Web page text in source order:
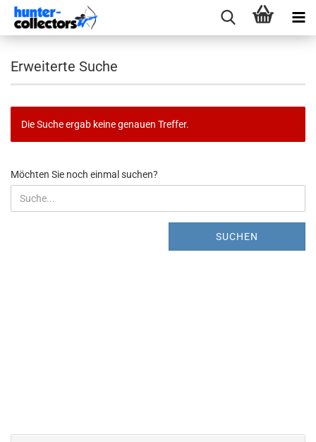
Erweiterte Suche
Die Suche ergab keine genauen Treffer.
MÖCHTEN
SIE
NOCH
Möchten Sie noch einmal suchen?
SUCHEN